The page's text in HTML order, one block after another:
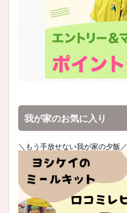
我が家のお気に入り
＼もう手放せない我が家の夕飯／